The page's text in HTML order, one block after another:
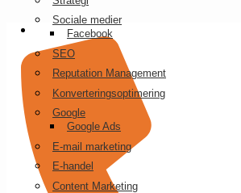
Sociale medier
Facebook
SEO
Reputation Management
Konverteringsoptimering
Google
Google Ads
E-mail marketing
E-handel
Content Marketing